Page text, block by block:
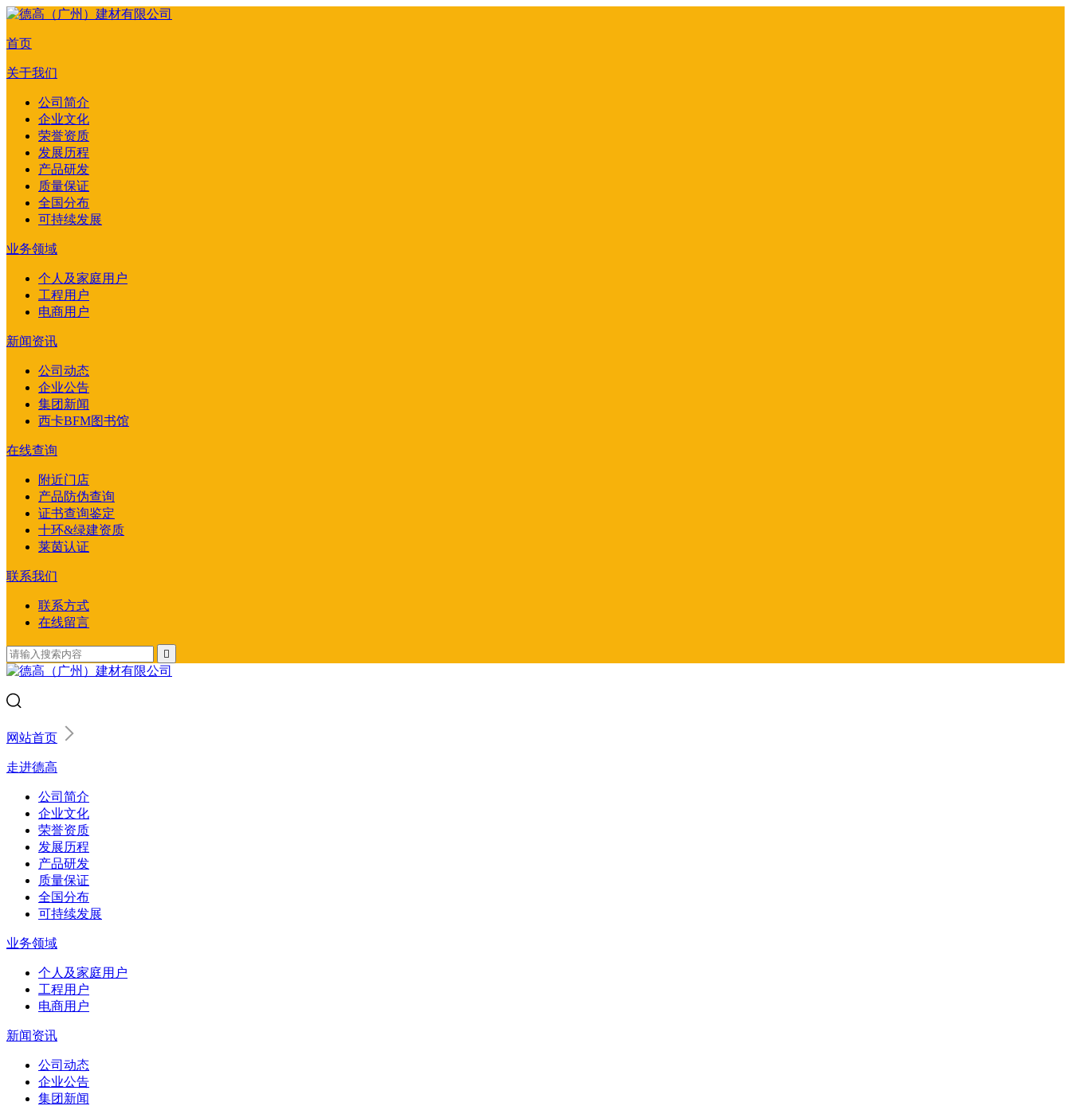
首页
关于我们
公司简介
企业文化
荣誉资质
发展历程
产品研发
质量保证
全国分布
可持续发展
业务领域
个人及家庭用户
工程用户
电商用户
新闻资讯
公司动态
企业公告
集团新闻
西卡BFM图书馆
在线查询
附近门店
产品防伪查询
证书查询鉴定
十环&绿建资质
莱茵认证
联系我们
联系方式
在线留言

网站首页
走进德高
公司简介
企业文化
荣誉资质
发展历程
产品研发
质量保证
全国分布
可持续发展
业务领域
个人及家庭用户
工程用户
电商用户
新闻资讯
公司动态
企业公告
集团新闻